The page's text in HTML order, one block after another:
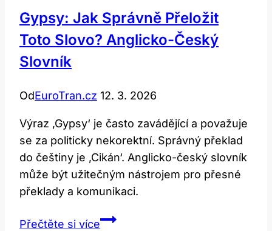
Gypsy: Jak Správně Přeložit
Toto Slovo? Anglicko-Český
Slovník
OdEuroTran.cz 12. 3. 2026
Výraz ‚Gypsy‘ je často zavádějící a považuje
se za politicky nekorektní. Správný překlad
do češtiny je ‚Cikán‘. Anglicko-český slovník
může být užitečným nástrojem pro přesné
překlady a komunikaci.
Přečtěte si víceGypsy: